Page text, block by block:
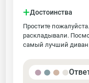
+Достоинства
Простите
раскладывали.
самый лучший